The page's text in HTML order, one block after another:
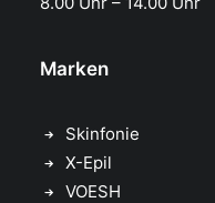
Marken
Skinfonie
X-Epil
VOESH